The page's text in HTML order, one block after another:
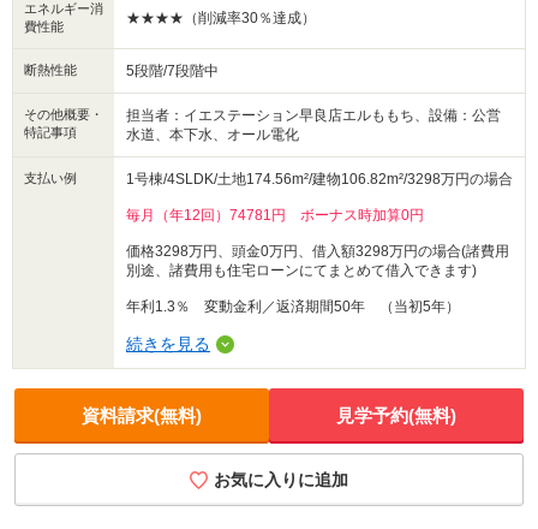
エネルギー消
費性能
★★★★（削減率30％達成）
断熱性能 5段階/7段階中
その他概要・
特記事項
担当者：イエステーション早良店エルももち、設備：公営
水道、本下水、オール電化
支払い例 1号棟/4SLDK/土地174.56m²/建物106.82m²/3298万円の場合
毎月（年12回）74781円 ボーナス時加算0円
価格3298万円、頭金0万円、借入額3298万円の場合(諸費用
別途、諸費用も住宅ローンにてまとめて借入できます)
年利1.3％ 変動金利／返済期間50年 （当初5年）
続きを見る
資料請求(無料) 見学予約(無料)
お気に入りに追加